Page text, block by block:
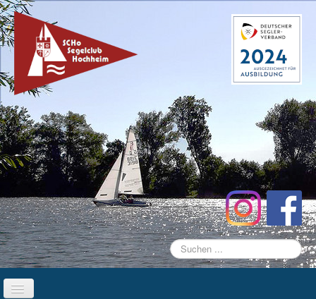
Suchen
...